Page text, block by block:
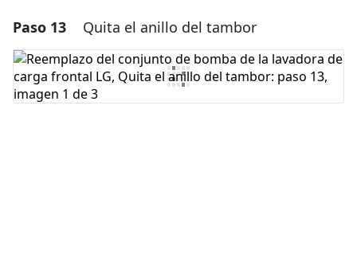
Paso 13 Quita el anillo del tambor